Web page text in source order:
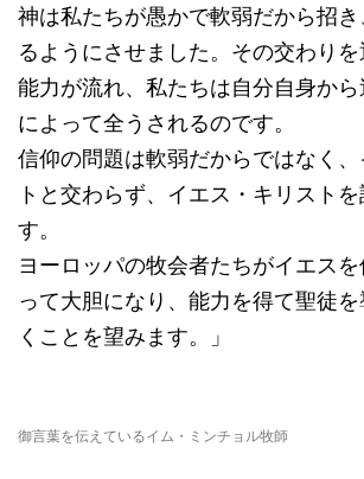
神は私たちが愚かで軟弱だから招
るようにさせました。その交わり
能力が流れ、私たちは自分自身か
によって全うされるのです。
信仰の問題は軟弱だからではなく
トと交わらず、イエス・キリスト
す。
ヨーロッパの牧会者たちがイエス
って大胆になり、能力を得て聖徒
くことを望みます。」
御言葉を伝えているイム・ミンチョル牧師